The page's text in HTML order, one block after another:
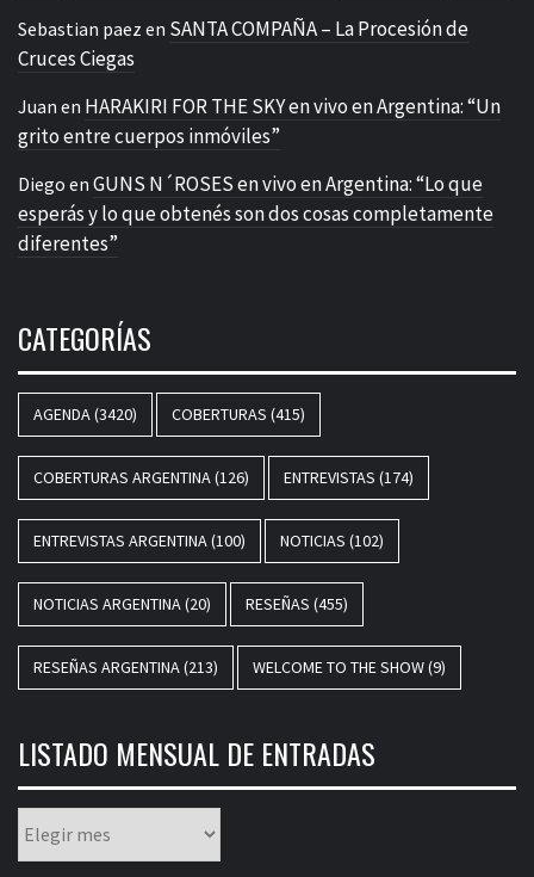
Sebastian paez en SANTA COMPAÑA – La Procesión de
Cruces Ciegas
Juan en HARAKIRI FOR THE SKY en vivo en Argentina: “Un
grito entre cuerpos inmóviles”
Diego en GUNS N´ROSES en vivo en Argentina: “Lo que
esperás y lo que obtenés son dos cosas completamente
diferentes”
CATEGORÍAS
AGENDA(3420) COBERTURAS (415)
COBERTURAS ARGENTINA(126) ENTREVISTAS (174)
ENTREVISTAS ARGENTINA(100) NOTICIAS (102)
NOTICIAS ARGENTINA(20) RESEÑAS (455)
RESEÑAS ARGENTINA(213) WELCOME TO THE SHOW(9)
LISTADO MENSUAL DE ENTRADAS
mensual